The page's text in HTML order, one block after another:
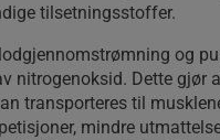
tilsetningsstoffer.
og
nitrogenoksid. Dette gjør
transporteres til
mindre